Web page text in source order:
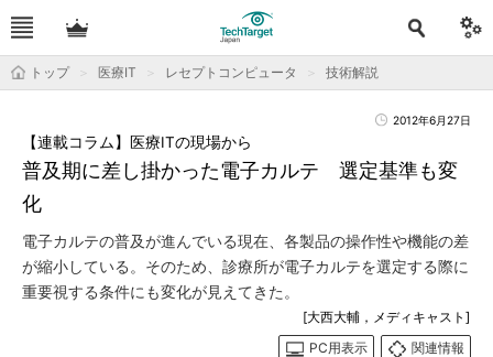
トップ 医療IT レセプトコンピュータ 技術解説
2012年6月27日
普及期に差し掛かった電子カルテ 選定基準も変
化
【連載コラム】医療ITの現場から
電子カルテの普及が進んでいる現在、各製品の操作性や機能の差
が縮小している。そのため、診療所が電子カルテを選定する際に
重要視する条件にも変化が見えてきた。
[大西大輔，メディキャスト]
PC用表示
関連情報